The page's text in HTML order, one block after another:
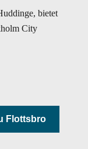
bietet
City
Flottsbro